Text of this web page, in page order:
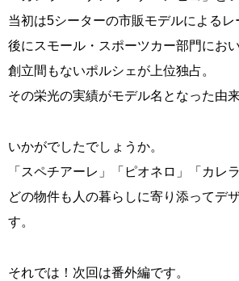
当初は5シーターの市販モデルによる
後にスモール・スポーツカー部門におい
創立間もないポルシェが上位独占。
その栄光の実績がモデル名となった由来
いかがでしたでしょうか。
「スペチアーレ」「ピオネロ」「カレ
どの物件も人の暮らしに寄り添ってデ
す。
それでは！次回は番外編です。